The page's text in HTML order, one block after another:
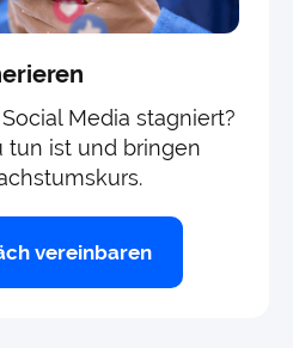
Media stagniert?
tun ist und bringen
vereinbaren